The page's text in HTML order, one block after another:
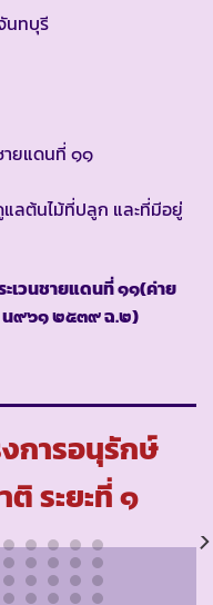
นทบุรี
ายแดนที่ ๑๑
ลต้นไม้ที่ปลูก และที่มีอยู่
เวนชายแดนที่ ๑๑(ค่าย
น๙๖๑ ๒๕๓๙ ฉ.๒)
งการอนุรักษ์
ระยะที่ ๑